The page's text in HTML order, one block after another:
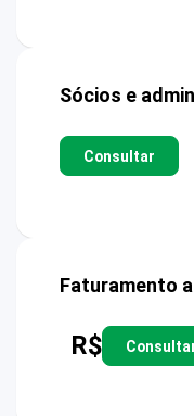
Sócios e
Consultar
Faturamento
R$